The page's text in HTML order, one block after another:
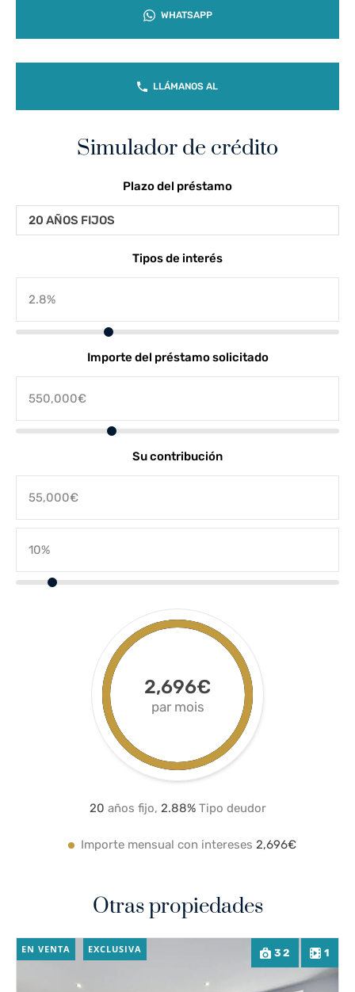
WHATSAPP
LLÁMANOS AL
Simulador de crédito
Plazo del préstamo
20 AÑOS FIJOS
Tipos de interés
Importe del préstamo solicitado
Su contribución
2,696€
par mois
20 años fijo, 2.88%Tipo deudor
Importe mensual con intereses 2,696€
Otras propiedades
32 1
EN VENTA EXCLUSIVA